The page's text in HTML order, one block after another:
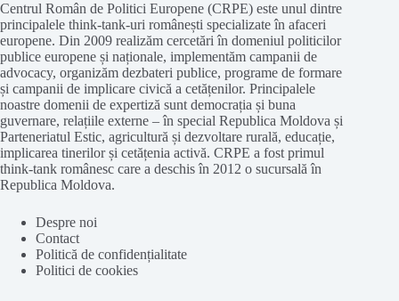
Centrul Român de Politici Europene (CRPE) este unul dintre
principalele think-tank-uri românești specializate în afaceri
europene. Din 2009 realizăm cercetări în domeniul politicilor
publice europene și naționale, implementăm campanii de
advocacy, organizăm dezbateri publice, programe de formare
și campanii de implicare civică a cetățenilor. Principalele
noastre domenii de expertiză sunt democrația și buna
guvernare, relațiile externe – în special Republica Moldova și
Parteneriatul Estic, agricultură și dezvoltare rurală, educație,
implicarea tinerilor și cetățenia activă. CRPE a fost primul
think-tank românesc care a deschis în 2012 o sucursală în
Republica Moldova.
Despre noi
Contact
Politică de confidențialitate
Politici de cookies